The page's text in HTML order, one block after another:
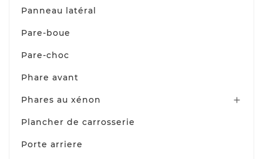
Panneau latéral
Pare-boue
Pare-choc
Phare avant
Phares au xénon 
Plancher de carrosserie
Porte arriere